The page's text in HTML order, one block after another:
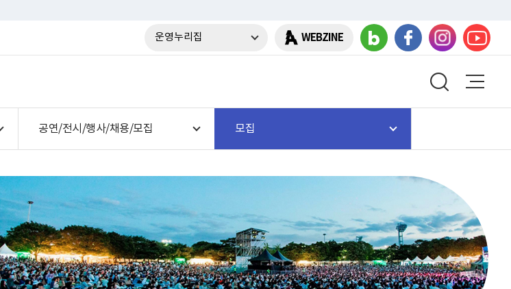
운영누리집 WEBZINE
공연/전시/행사/채용/모집 모집